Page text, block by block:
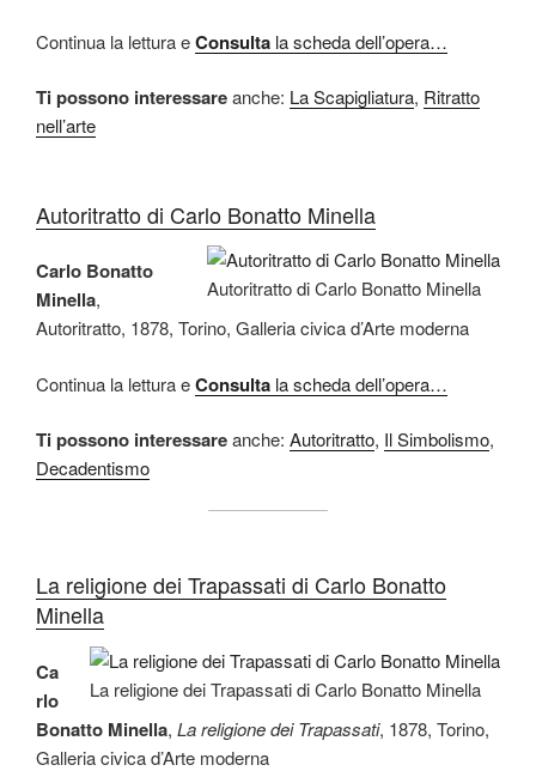
Continua la lettura eConsulta la scheda dell’opera…
Ti possono interessareanche: La Scapigliatura, Ritratto
nell’arte
Autoritratto di Carlo Bonatto Minella
Autoritratto di Carlo Bonatto Minella
Carlo Bonatto
Minella,
Autoritratto, 1878, Torino, Galleria civica d’Arte moderna
Continua la lettura eConsulta la scheda dell’opera…
Ti possono interessareanche: Autoritratto, Il Simbolismo,
Decadentismo
La religione dei Trapassati di Carlo Bonatto
Minella
La religione dei Trapassati di Carlo Bonatto Minella
Ca
rlo
Bonatto Minella, La religione dei Trapassati, 1878, Torino,
Galleria civica d’Arte moderna